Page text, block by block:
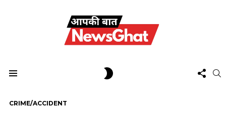
US
CRIME/ACCIDENT